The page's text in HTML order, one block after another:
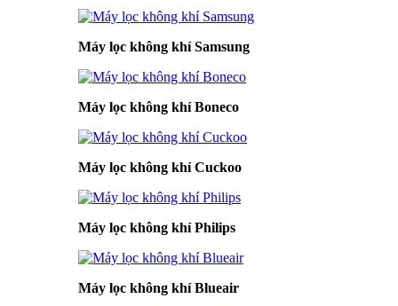
Máy lọc không khí Samsung
Máy lọc không khí Boneco
Máy lọc không khí Cuckoo
Máy lọc không khí Philips
Máy lọc không khí Blueair